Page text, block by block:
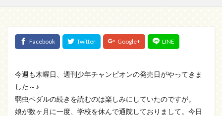
今週も木曜日、週刊少年チャンピオンの発売日がやってきま
した～♪
弱虫ペダルの続きを読むのは楽しみにしていたのですが。
娘が数ヶ月に一度、学校を休んで通院しておりまして。今日